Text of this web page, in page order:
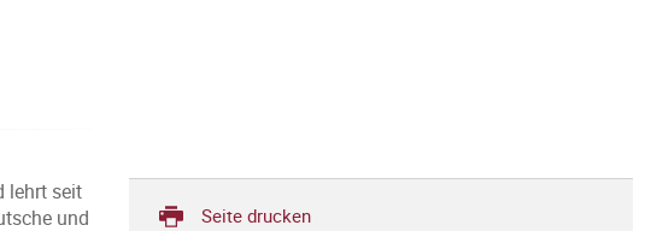
lehrt seit
und
Seite drucken